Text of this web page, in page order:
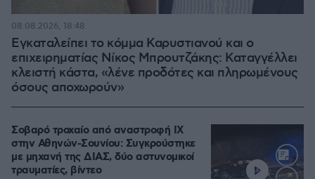
Εγκαταλείπει το κόμμα Καρυστιανού και ο
επιχειρηματίας Νίκος Μπρουτζάκης: Καταγγέλλει
κλειστή κάστα, «λένε προδότες και πληρωμένους
όσους αποχωρούν»
08.08.2026, 18:48
Σοβαρό τροχαίο από αναστροφή ΙΧ
στην Αθηνών-Σουνίου: Συγκρούστηκε
με μηχανή της ΔΙΑΣ, δύο αστυνομικοί
τραυματίες, βίντεο